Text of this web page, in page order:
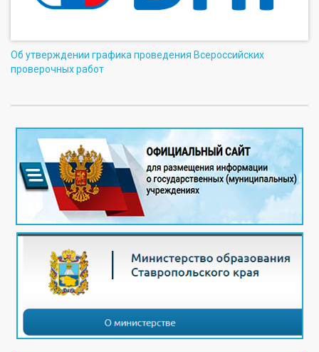
Об утверждении графика проведения Всероссийских
проверочных работ